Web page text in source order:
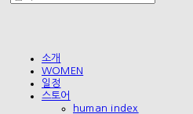
소개
WOMEN
일정
스토어
human index